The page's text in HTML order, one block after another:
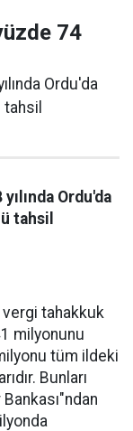
74
Ordu'da
Ordu'da
tahsil
vergi tahakkuk
milyonunu
tüm ildeki
Bunları